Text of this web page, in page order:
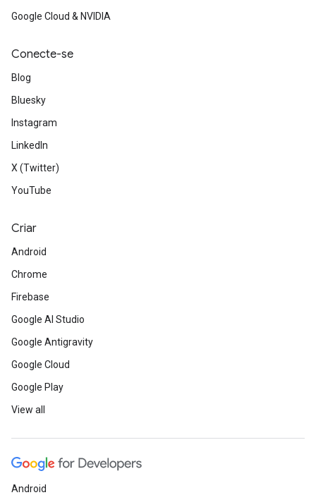
Google Cloud & NVIDIA
Conecte-se
Blog
Bluesky
Instagram
LinkedIn
X (Twitter)
YouTube
Criar
Android
Chrome
Firebase
Google AI Studio
Google Antigravity
Google Cloud
Google Play
View all
Android